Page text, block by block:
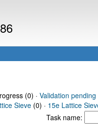
(0) · Validation pending
Sieve (0) · 15e Lattice
Task name: